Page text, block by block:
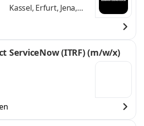
Kassel, Erfurt, Jena,
weitere
ServiceNow (ITRF) (m/w/x)